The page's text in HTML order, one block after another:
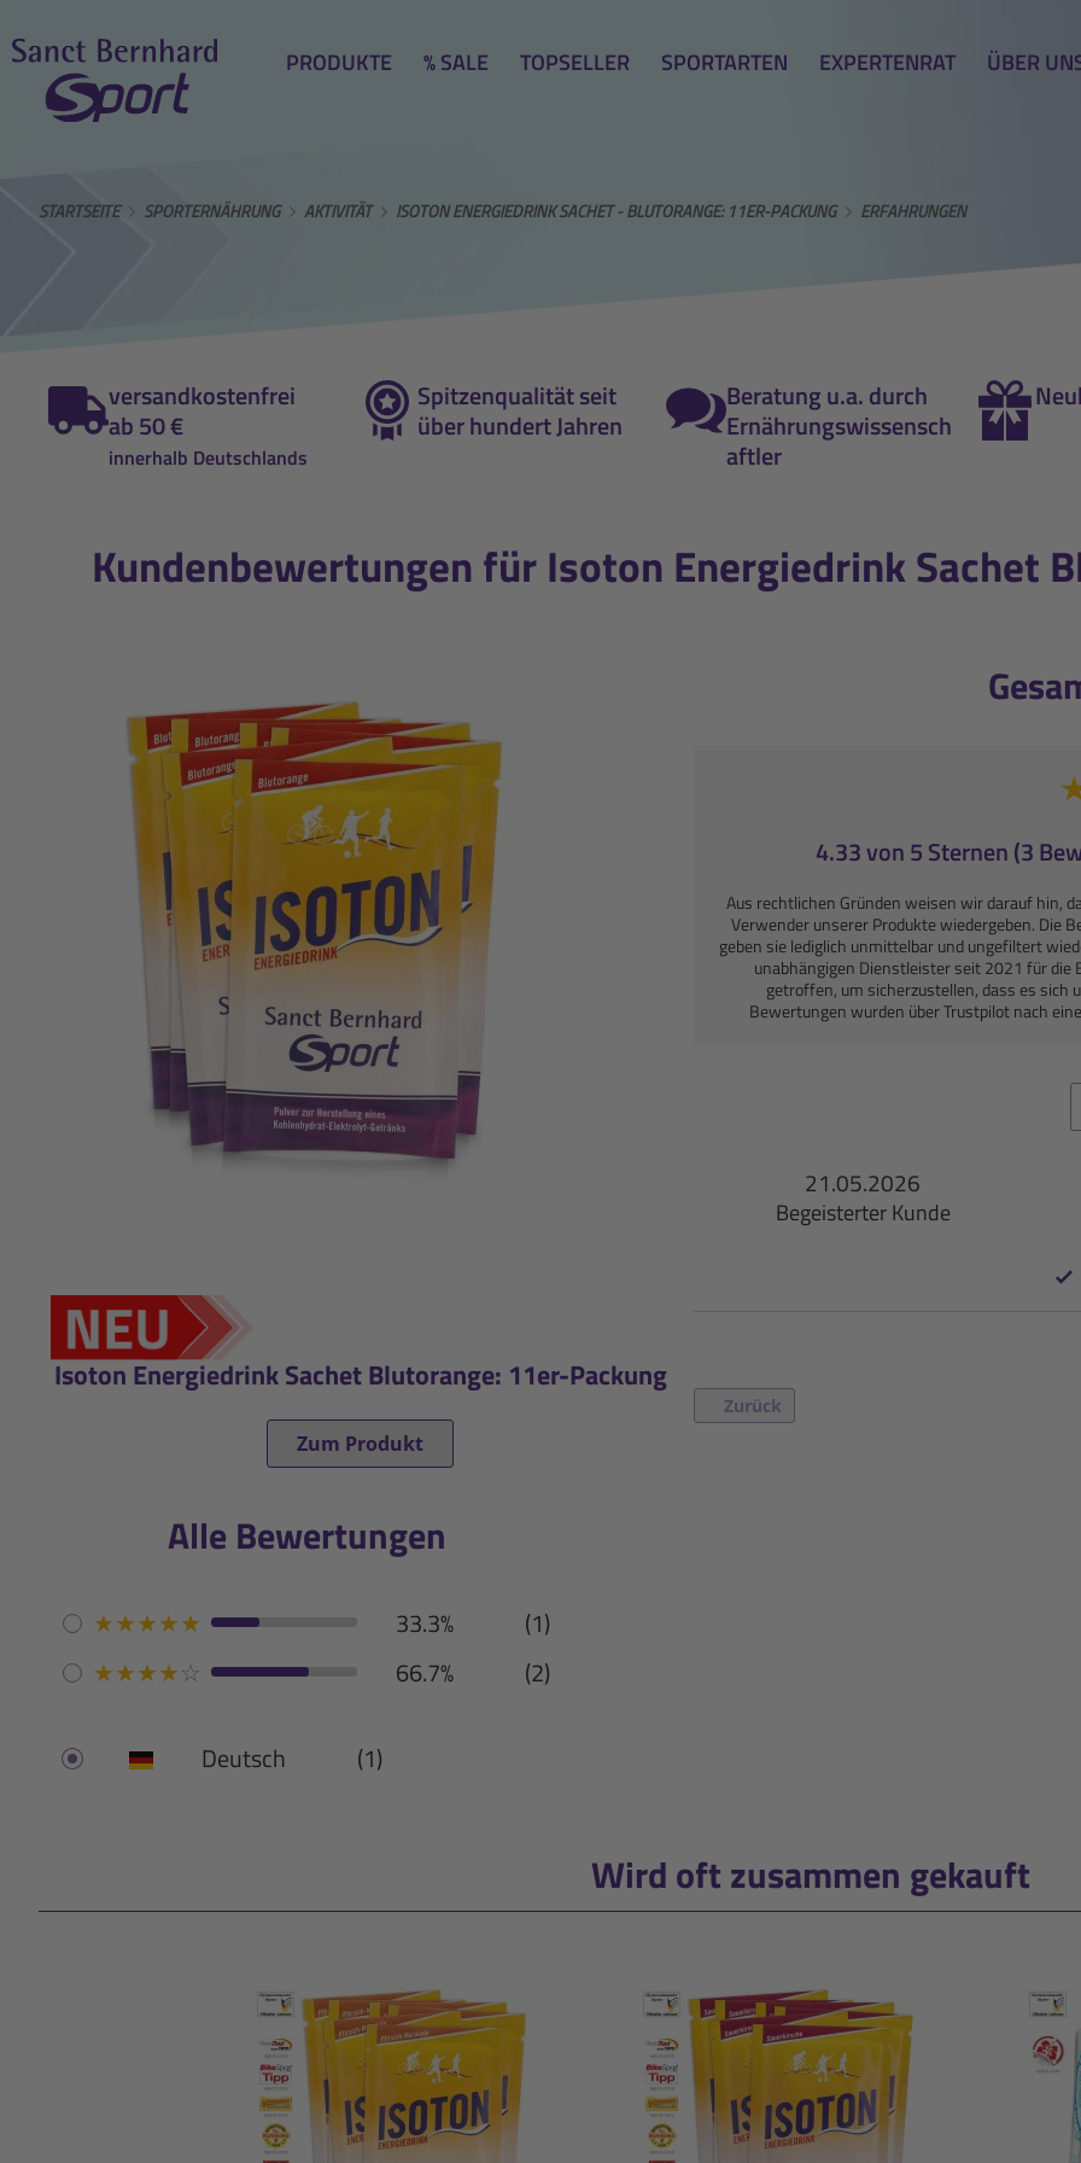
PRODUKTE % SALE TOPSELLER SPORTARTEN EXPERTENRAT ÜBER
STARTSEITE SPORTERNÄHRUNG AKTIVITÄT ISOTON ENERGIEDRINK SACHET - BLUTORANGE: 11ER-PACKUNG ERFAHRUNGEN
versandkostenfrei
ab 50 €
innerhalb Deutschlands
Spitzenqualität seit
über hundert Jahren
Beratung u.a. durch
Ernährungswissensch
aftler
Kundenbewertungen für Isoton Energiedrink Sachet
Isoton Energiedrink Sachet Blutorange: 11er-Packung
Zum Produkt
Alle Bewertungen
★★★★★ 33.3%
(1)
★★★★☆ 66.7% (2)
Deutsch (1)
4.33 von 5 Sternen (3
Aus rechtlichen Gründen weisen wir darauf hin,
Verwender unserer Produkte wiedergeben. Die
geben sie lediglich unmittelbar und ungefiltert
unabhängigen Dienstleister seit 2021 für
getroffen, um sicherzustellen, dass es
Bewertungen wurden über Trustpilot nach
21.05.2026
Begeisterter Kunde
Zurück
Wird oft zusammen gekauft